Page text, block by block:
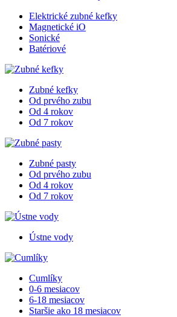
Elektrické zubné kefky
Magnetické iO
Sonické
Batériové
Zubné kefky
Od prvého zubu
Od 4 rokov
Od 7 rokov
Zubné pasty
Od prvého zubu
Od 4 rokov
Od 7 rokov
Ústne vody
Cumlíky
0-6 mesiacov
6-18 mesiacov
Staršie ako 18 mesiacov